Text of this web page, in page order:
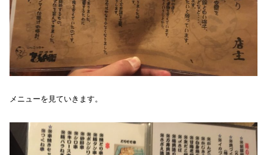
メニューを見ていきます。